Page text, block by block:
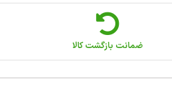
ضمانت بازگشت کالا